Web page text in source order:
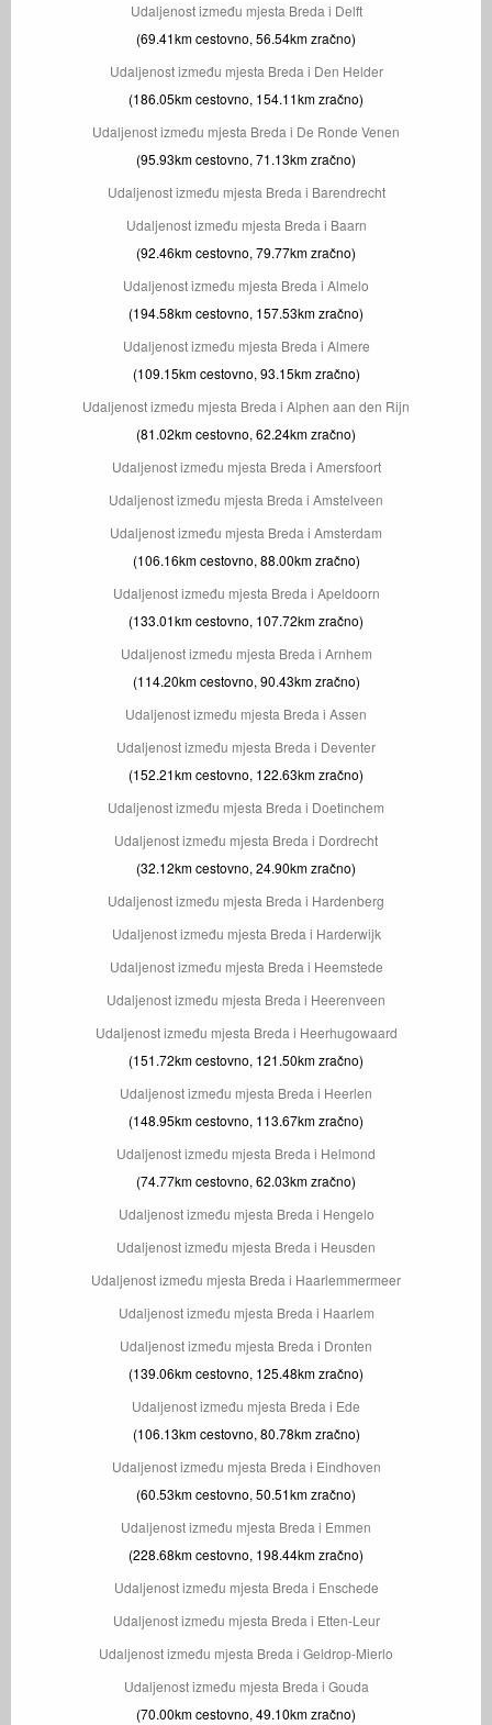
Udaljenost između mjesta Breda i Delft
(69.41km cestovno, 56.54km zračno)
Udaljenost između mjesta Breda i Den Helder
(186.05km cestovno, 154.11km zračno)
Udaljenost između mjesta Breda i De Ronde Venen
(95.93km cestovno, 71.13km zračno)
Udaljenost između mjesta Breda i Barendrecht
Udaljenost između mjesta Breda i Baarn
(92.46km cestovno, 79.77km zračno)
Udaljenost između mjesta Breda i Almelo
(194.58km cestovno, 157.53km zračno)
Udaljenost između mjesta Breda i Almere
(109.15km cestovno, 93.15km zračno)
Udaljenost između mjesta Breda i Alphen aan den Rijn
(81.02km cestovno, 62.24km zračno)
Udaljenost između mjesta Breda i Amersfoort
Udaljenost između mjesta Breda i Amstelveen
Udaljenost između mjesta Breda i Amsterdam
(106.16km cestovno, 88.00km zračno)
Udaljenost između mjesta Breda i Apeldoorn
(133.01km cestovno, 107.72km zračno)
Udaljenost između mjesta Breda i Arnhem
(114.20km cestovno, 90.43km zračno)
Udaljenost između mjesta Breda i Assen
Udaljenost između mjesta Breda i Deventer
(152.21km cestovno, 122.63km zračno)
Udaljenost između mjesta Breda i Doetinchem
Udaljenost između mjesta Breda i Dordrecht
(32.12km cestovno, 24.90km zračno)
Udaljenost između mjesta Breda i Hardenberg
Udaljenost između mjesta Breda i Harderwijk
Udaljenost između mjesta Breda i Heemstede
Udaljenost između mjesta Breda i Heerenveen
Udaljenost između mjesta Breda i Heerhugowaard
(151.72km cestovno, 121.50km zračno)
Udaljenost između mjesta Breda i Heerlen
(148.95km cestovno, 113.67km zračno)
Udaljenost između mjesta Breda i Helmond
(74.77km cestovno, 62.03km zračno)
Udaljenost između mjesta Breda i Hengelo
Udaljenost između mjesta Breda i Heusden
Udaljenost između mjesta Breda i Haarlemmermeer
Udaljenost između mjesta Breda i Haarlem
Udaljenost između mjesta Breda i Dronten
(139.06km cestovno, 125.48km zračno)
Udaljenost između mjesta Breda i Ede
(106.13km cestovno, 80.78km zračno)
Udaljenost između mjesta Breda i Eindhoven
(60.53km cestovno, 50.51km zračno)
Udaljenost između mjesta Breda i Emmen
(228.68km cestovno, 198.44km zračno)
Udaljenost između mjesta Breda i Enschede
Udaljenost između mjesta Breda i Etten-Leur
Udaljenost između mjesta Breda i Geldrop-Mierlo
Udaljenost između mjesta Breda i Gouda
(70.00km cestovno, 49.10km zračno)